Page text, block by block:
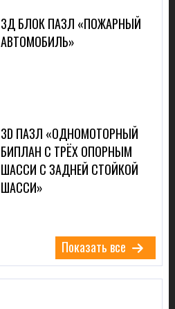
3Д БЛОК ПАЗЛ «ПОЖАРНЫЙ
АВТОМОБИЛЬ»
3D ПАЗЛ «ОДНОМОТОРНЫЙ
БИПЛАН С ТРЁХ ОПОРНЫМ
ШАССИ С ЗАДНЕЙ СТОЙКОЙ
ШАССИ»
Показать все